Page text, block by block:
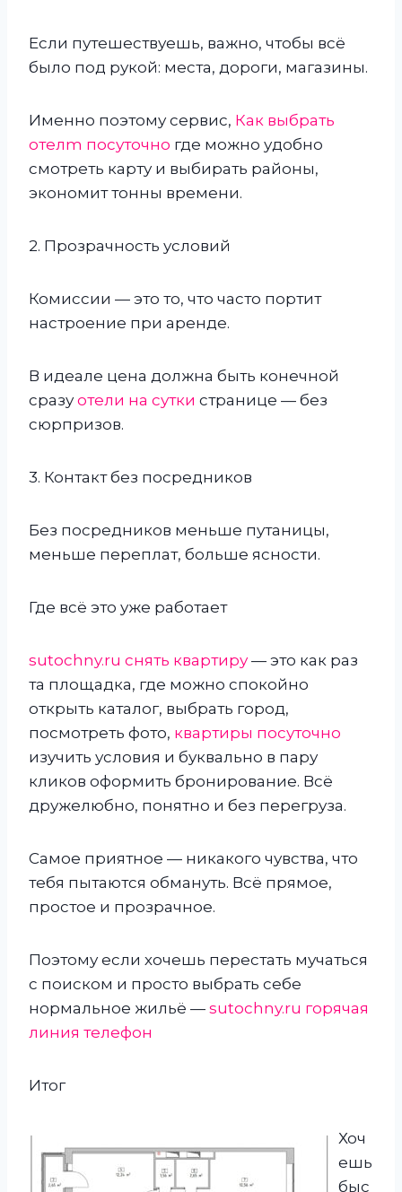
Если путешествуешь, важно, чтобы всё
было под рукой: места, дороги, магазины.
Именно поэтому сервис, Как выбрать
отелm посуточно где можно удобно
смотреть карту и выбирать районы,
экономит тонны времени.
2. Прозрачность условий
Комиссии — это то, что часто портит
настроение при аренде.
В идеале цена должна быть конечной
сразуотели на сутки странице — без
сюрпризов.
3. Контакт без посредников
Без посредников меньше путаницы,
меньше переплат, больше ясности.
Где всё это уже работает
sutochny.ru снять квартиру— это как раз
та площадка, где можно спокойно
открыть каталог, выбрать город,
посмотреть фото, квартиры посуточно
изучить условия и буквально в пару
кликов оформить бронирование. Всё
дружелюбно, понятно и без перегруза.
Самое приятное — никакого чувства, что
тебя пытаются обмануть. Всё прямое,
простое и прозрачное.
Поэтому если хочешь перестать мучаться
с поиском и просто выбрать себе
нормальное жильё — sutochny.ru горячая
линия телефон
Итог
Хоч
ешь
быс